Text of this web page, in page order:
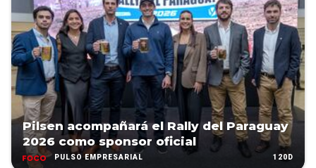
Pilsen acompañará el Rally del Paraguay
2026 como sponsor oficial
PULSO EMPRESARIAL 120D